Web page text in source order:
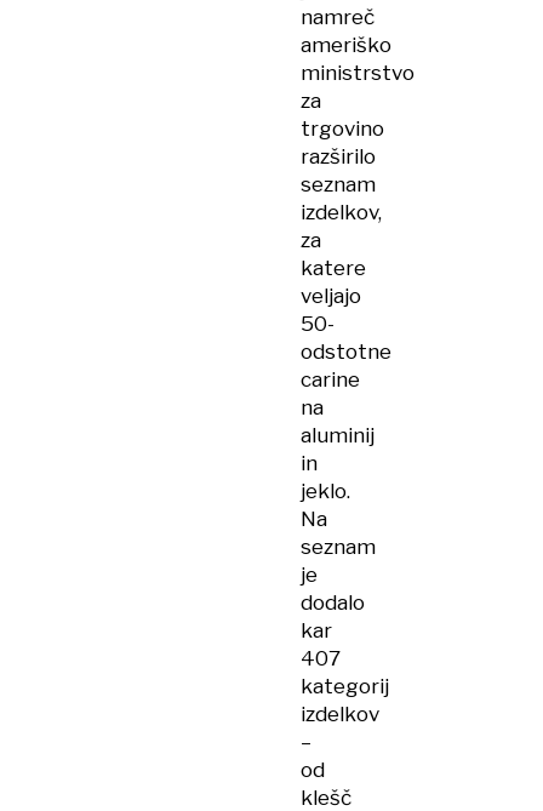
namreč
ameriško
ministrstvo
za
trgovino
razširilo
seznam
izdelkov,
za
katere
veljajo
50-
odstotne
carine
na
aluminij
in
jeklo.
Na
seznam
je
dodalo
kar
407
kategorij
izdelkov
–
od
klešč